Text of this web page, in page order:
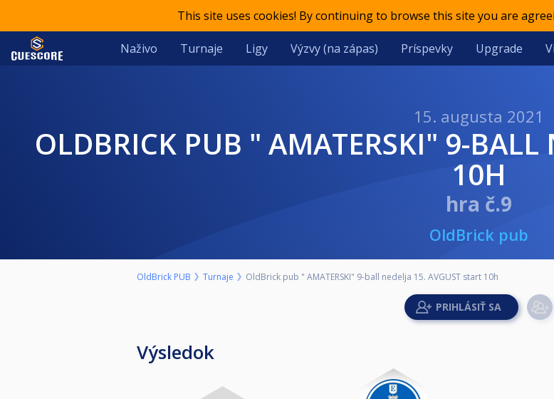
This site uses cookies! By continuing to browse this site you are
Naživo Turnaje Ligy Výzvy (na zápas) Príspevky Upgrade
15. augusta 2021
OLDBRICK PUB " AMATERSKI" 9-BALL NEDELJA 15. AVGUST START
10H
hra č.9
OldBrick pub
OldBrick PUB Turnaje OldBrick pub " AMATERSKI" 9-ball nedelja 15. AVGUST start 10h
Výsledok